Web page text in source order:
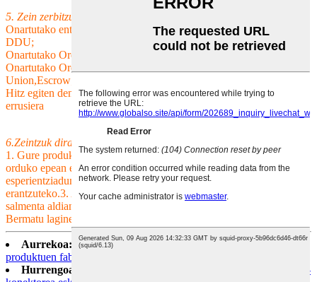
5. Zein zerbitzu eman ditzakegu?
Onartutako entrega-baldintzak: FOB, CFR, CIF, EXW, FCA, DDP,
DDU;
Onartutako Ordainketa Moneta:USD,EUR;
Onartutako Ordainketa Mota: T/T,L/C,PayPal,Western
Union,Escrow;
Hitz egiten den hizkuntza: ingelesa, txinera, gaztelania, frantsesa,
errusiera
6.Zeintzuk dira zure zerbitzuaren ezaugarriak
1. Gure produktuekin edo prezioekin lotutako zure kontsulta 24
orduko epean erantzungo da 2. Langile trebatuak eta
esperientziadunak zure kontsulta guztiak ingelesez erraz
erantzuteko.3. Arazoa konpontzeko laguntza eskaintzea eskaera edo
salmenta aldian.4. Kalitate berean oinarritutako prezio lehiakorrak.5.
Bermatu laginen kalitatea ekoizpen masiboaren kalitatearen berdina.
Aurrekoa: P&M pertsonalizatutako plastikozko molde handiko
produktuen fabrikatzailea injekzio molde fabrikatzailea fabrikarako
Hurrengoa:
ODM/OEM Molde-egile pertsonalizatua PCB hesi-